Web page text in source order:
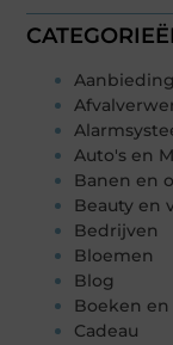
Auto's en
Banen en
Beauty en
Bedrijven
Bloemen
Blog
Boeken
Cadeau